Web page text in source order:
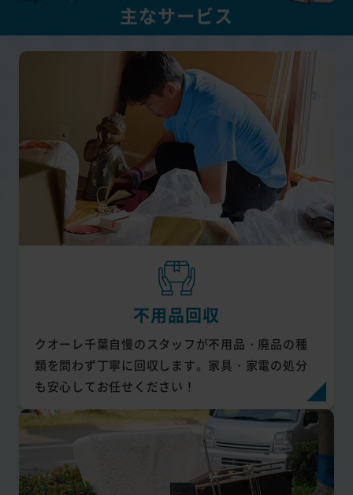
主なサービス
不用品回収
クオーレ千葉自慢のスタッフが不用品・廃品の種
類を問わず丁寧に回収します。家具・家電の処分
も安心してお任せください！